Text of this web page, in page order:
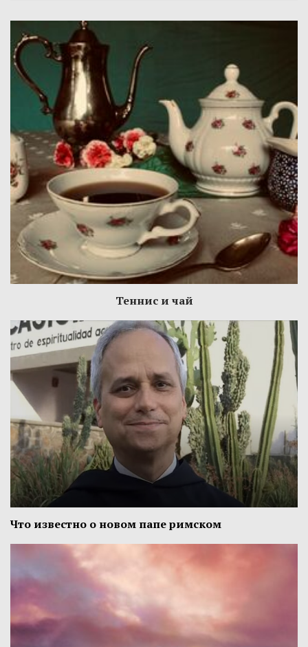
Теннис и чай
Что известно о новом папе римском